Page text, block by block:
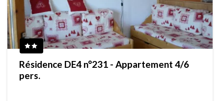
Résidence DE4 n°231 - Appartement 4/6
pers.